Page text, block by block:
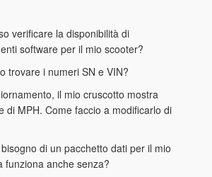
verificare la disponibilità di
software per il mio scooter?
trovare i numeri SN e VIN?
il mio cruscotto mostra
di MPH. Come faccio a modificarlo di
di un pacchetto dati per il mio
funziona anche senza?